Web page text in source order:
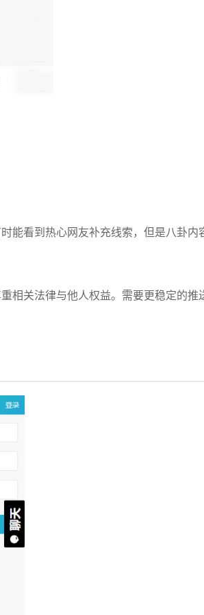
能看到热心网友补充线索，但是八卦内
相关法律与他人权益。需要更稳定的推